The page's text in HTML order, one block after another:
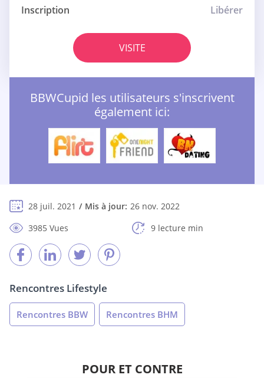
Inscription
Libérer
VISITE
BBWCupid les utilisateurs s'inscrivent
également ici:
28 juil. 2021 Mis à jour: 26 nov. 2022
3985 Vues
9 lecture min
Rencontres Lifestyle
Rencontres BBW Rencontres BHM
POUR ET CONTRE